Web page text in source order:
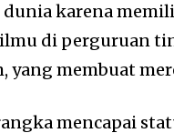
karena
di perguruan
yang membuat
mencapai